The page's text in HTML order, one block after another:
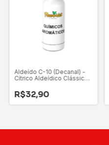
Aldeído C-10 (Decanal) -
Cítrico Aldeídico Clássico |
R$32,90